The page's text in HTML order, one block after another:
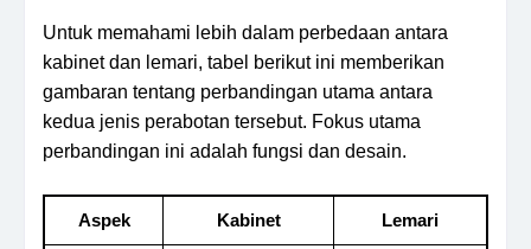
Untuk memahami lebih dalam perbedaan antara
kabinet dan lemari, tabel berikut ini memberikan
gambaran tentang perbandingan utama antara
kedua jenis perabotan tersebut. Fokus utama
perbandingan ini adalah fungsi dan desain.
Aspek Kabinet Lemari